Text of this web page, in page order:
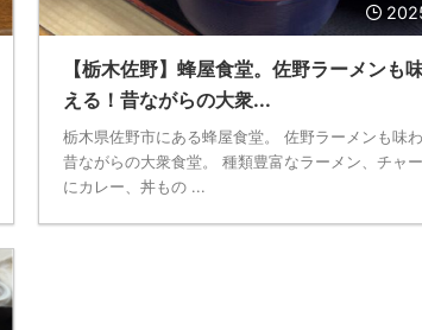
【栃木佐野】蜂屋食堂。佐野ラーメンも
える！昔ながらの大衆...
栃木県佐野市にある蜂屋食堂。 佐野ラーメンも味
昔ながらの大衆食堂。 種類豊富なラーメン、チャ
にカレー、丼もの ...